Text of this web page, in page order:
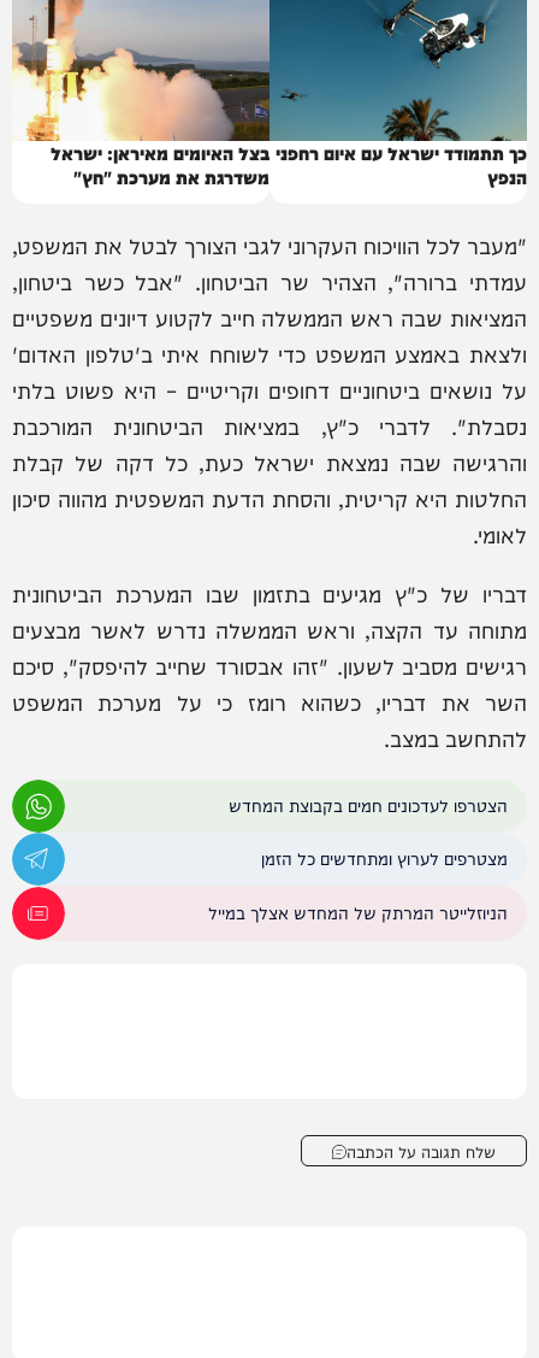
כך תתמודד ישראל עם איום רחפני
הנפץ
בצל האיומים מאיראן: ישראל
משדרגת את מערכת "חץ"
"מעבר לכל הוויכוח העקרוני לגבי הצורך לבטל את המשפט,
עמדתי ברורה", הצהיר שר הביטחון. "אבל כשר ביטחון,
המציאות שבה ראש הממשלה חייב לקטוע דיונים משפטיים
ולצאת באמצע המשפט כדי לשוחח איתי ב'טלפון האדום'
על נושאים ביטחוניים דחופים וקריטיים – היא פשוט בלתי
נסבלת". לדברי כ"ץ, במציאות הביטחונית המורכבת
והרגישה שבה נמצאת ישראל כעת, כל דקה של קבלת
החלטות היא קריטית, והסחת הדעת המשפטית מהווה סיכון
לאומי.
דבריו של כ"ץ מגיעים בתזמון שבו המערכת הביטחונית
מתוחה עד הקצה, וראש הממשלה נדרש לאשר מבצעים
רגישים מסביב לשעון. "זהו אבסורד שחייב להיפסק", סיכם
השר את דבריו, כשהוא רומז כי על מערכת המשפט
להתחשב במצב.
הצטרפו לעדכונים חמים בקבוצת המחדש
מצטרפים לערוץ ומתחדשים כל הזמן
הניוזלייטר המרתק של המחדש אצלך במייל
שלח תגובה על הכתבה